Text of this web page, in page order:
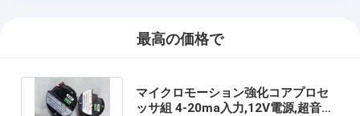
最高の価格で
マイクロモーション強化コアプロセ
ッサ組 4-20ma入力,12V電源,超音波